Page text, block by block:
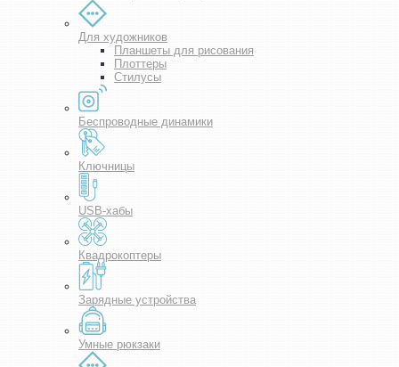
Для художников
Планшеты для рисования
Плоттеры
Стилусы
Беспроводные динамики
Ключницы
USB-хабы
Квадрокоптеры
Зарядные устройства
Умные рюкзаки